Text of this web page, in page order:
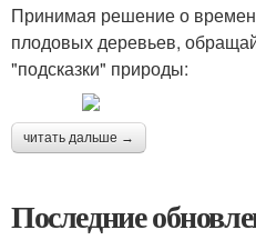
Принимая решение о
плодовых деревьев,
"подсказки" природы:
читать дальше →
Последние